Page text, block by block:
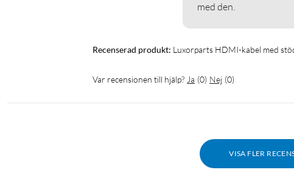
med den.
Recenserad produkt: Luxorparts HDMI-kabel med
Var recensionen till hjälp? Ja (0) Nej (0)
VISA FLER